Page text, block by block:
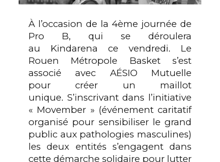
À l’occasion de la 4ème journée de
Pro B, qui se déroulera
au Kindarena ce vendredi. Le
Rouen Métropole Basket s’est
associé avec AÉSIO Mutuelle
pour créer un maillot
unique. S’inscrivant dans l’initiative
« Movember » (événement caritatif
organisé pour sensibiliser le grand
public aux pathologies masculines)
les deux entités s’engagent dans
cette démarche solidaire pour lutter